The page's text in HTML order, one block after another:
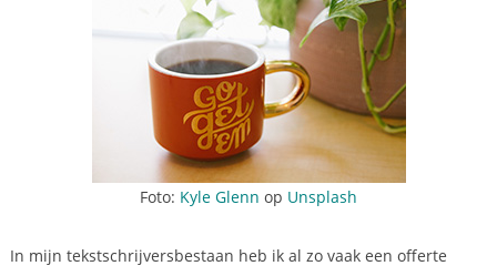
Foto: Kyle Glenn op Unsplash
In mijn tekstschrijversbestaan heb ik al zo vaak een offerte